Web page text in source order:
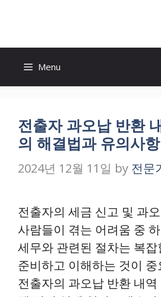
content
Menu
전출자 과오납 반환
의 해결법과 유의사항
2024년 12월 11일 by 전문
전출자의 세금 신고 및 과
사람들이 겪는 어려움 중
세무와 관련된 절차는 복잡
준비하고 이해하는 것이 중
전출자의 과오납 반환 내